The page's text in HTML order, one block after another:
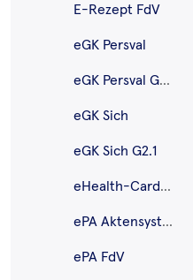
E-Rezept FdV
eGK Persval
eGK Persval G2.1
eGK Sich
eGK Sich G2.1
eHealth-CardLink
ePA Aktensystem
ePA FdV